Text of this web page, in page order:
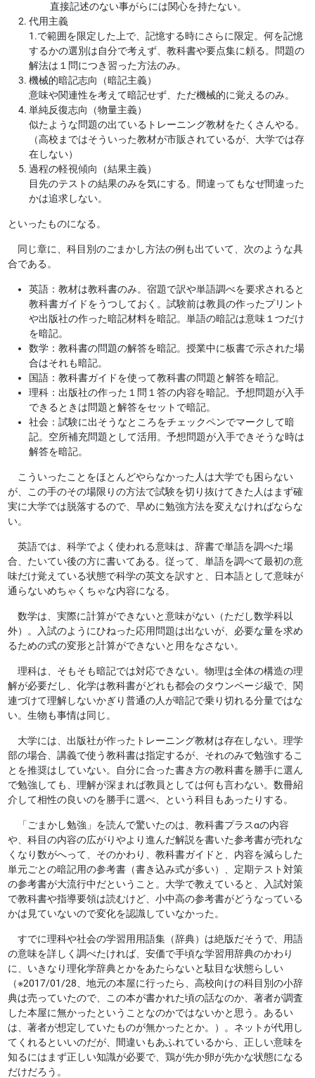
直接記述のない事がらには関心を持たない。
代用主義
1.で範囲を限定した上で、記憶する時にさらに限定。何を記憶
するかの選別は自分で考えず、教科書や要点集に頼る。問題の
解法は１問につき習った方法のみ。
機械的暗記志向（暗記主義）
意味や関連性を考えて暗記せず、ただ機械的に覚えるのみ。
単純反復志向（物量主義）
似たような問題の出ているトレーニング教材をたくさんやる。
（高校まではそういった教材が市販されているが、大学では存
在しない）
過程の軽視傾向（結果主義）
目先のテストの結果のみを気にする。間違ってもなぜ間違った
かは追求しない。
といったものになる。
同じ章に、科目別のごまかし方法の例も出ていて、次のような具
合である。
英語：教材は教科書のみ。宿題で訳や単語調べを要求されると
教科書ガイドをうつしておく。試験前は教員の作ったプリント
や出版社の作った暗記材料を暗記。単語の暗記は意味１つだけ
を暗記。
数学：教科書の問題の解答を暗記。授業中に板書で示された場
合はそれも暗記。
国語：教科書ガイドを使って教科書の問題と解答を暗記。
理科：出版社の作った１問１答の内容を暗記。予想問題が入手
できるときは問題と解答をセットで暗記。
社会：試験に出そうなところをチェックペンでマークして暗
記。空所補充問題として活用。予想問題が入手できそうな時は
解答を暗記。
こういったことをほとんどやらなかった人は大学でも困らない
が、この手のその場限りの方法で試験を切り抜けてきた人はまず確
実に大学では脱落するので、早めに勉強方法を変えなければならな
い。
英語では、科学でよく使われる意味は、辞書で単語を調べた場
合、たいてい後の方に書いてある。従って、単語を調べて最初の意
味だけ覚えている状態で科学の英文を訳すと、日本語として意味が
通らないめちゃくちゃな内容になる。
数学は、実際に計算ができないと意味がない（ただし数学科以
外）。入試のようにひねった応用問題は出ないが、必要な量を求め
るための式の変形と計算ができないと用をなさない。
理科は、そもそも暗記では対応できない。物理は全体の構造の理
解が必要だし、化学は教科書がどれも都会のタウンページ級で、関
連づけて理解しないかぎり普通の人が暗記で乗り切れる分量ではな
い。生物も事情は同じ。
大学には、出版社が作ったトレーニング教材は存在しない。理学
部の場合、講義で使う教科書は指定するが、それのみで勉強するこ
とを推奨はしていない。自分に合った書き方の教科書を勝手に選ん
で勉強しても、理解が深まれば教員としては何も言わない。数冊紹
介して相性の良いのを勝手に選べ、という科目もあったりする。
「ごまかし勉強」を読んで驚いたのは、教科書プラスαの内容
や、科目の内容の広がりやより進んだ解説を書いた参考書が売れな
くなり数がへって、そのかわり、教科書ガイドと、内容を減らした
単元ごとの暗記用の参考書（書き込み式が多い）、定期テスト対策
の参考書が大流行中だということ。大学で教えていると、入試対策
で教科書や指導要領は読むけど、小中高の参考書がどうなっている
かは見ていないので変化を認識していなかった。
すでに理科や社会の学習用用語集（辞典）は絶版だそうで、用語
の意味を詳しく調べたければ、安価で手頃な学習用辞典のかわり
に、いきなり理化学辞典とかをあたらないと駄目な状態らしい
（※2017/01/28、地元の本屋に行ったら、高校向けの科目別の小辞
典は売っていたので、この本が書かれた頃の話なのか、著者が調査
した本屋に無かったということなのかではないかと思う。あるい
は、著者が想定していたものが無かったとか。）。ネットが代用し
てくれるといいのだが、間違いもあふれているから、正しい意味を
知るにはまず正しい知識が必要で、鶏が先か卵が先かな状態になる
だけだろう。